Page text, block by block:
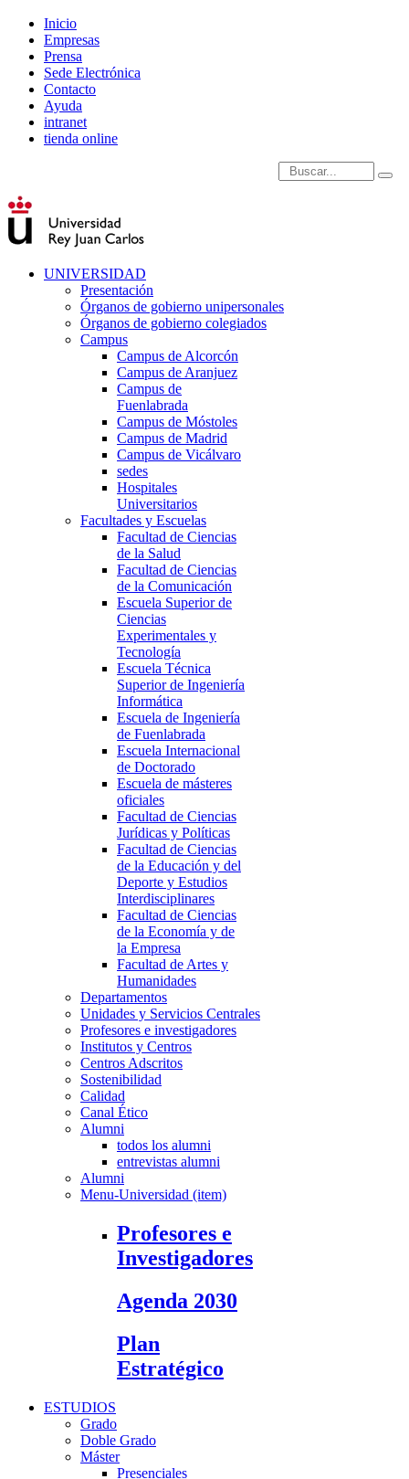
Inicio
Empresas
Prensa
Sede Electrónica
Contacto
Ayuda
intranet
tienda online
Introduce términos de
UNIVERSIDAD
Presentación
Órganos de gobierno unipersonales
Órganos de gobierno colegiados
Campus
Campus de Alcorcón
Campus de Aranjuez
Campus de
Fuenlabrada
Campus de Móstoles
Campus de Madrid
Campus de Vicálvaro
sedes
Hospitales
Universitarios
Facultades y Escuelas
Facultad de Ciencias
de la Salud
Facultad de Ciencias
de la Comunicación
Escuela Superior de
Ciencias
Experimentales y
Tecnología
Escuela Técnica
Superior de Ingeniería
Informática
Escuela de Ingeniería
de Fuenlabrada
Escuela Internacional
de Doctorado
Escuela de másteres
oficiales
Facultad de Ciencias
Jurídicas y Políticas
Facultad de Ciencias
de la Educación y del
Deporte y Estudios
Interdisciplinares
Facultad de Ciencias
de la Economía y de
la Empresa
Facultad de Artes y
Humanidades
Departamentos
Unidades y Servicios Centrales
Profesores e investigadores
Institutos y Centros
Centros Adscritos
Sostenibilidad
Calidad
Canal Ético
Alumni
todos los alumni
entrevistas alumni
Alumni
Menu-Universidad (item)
Profesores e
Investigadores
Agenda 2030
Plan
Estratégico
ESTUDIOS
Grado
Doble Grado
Máster
Presenciales